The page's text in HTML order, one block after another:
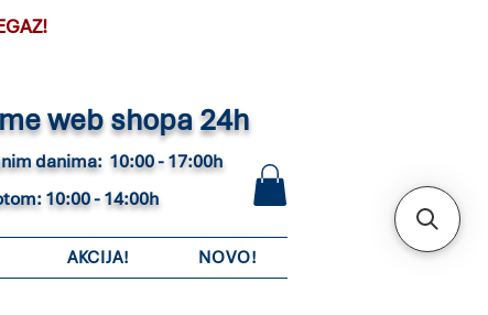
web shopa 24h
danima: 10:00 - 17:00h
10:00 - 14:00h
AKCIJA! NOVO!